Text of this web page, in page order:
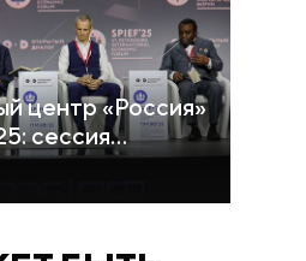
центр «Россия»
сессия
платформу